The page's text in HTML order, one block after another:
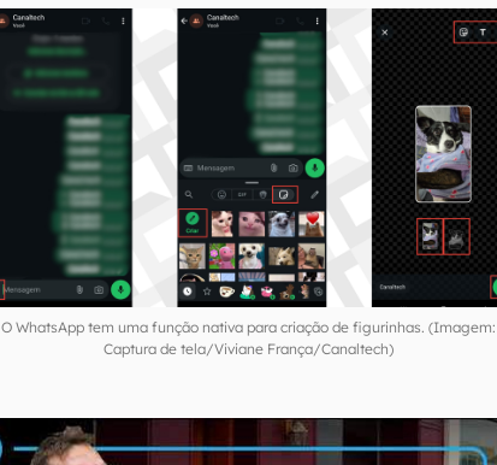
O WhatsApp tem uma função nativa para criação de figurinhas. (Imagem:
Captura de tela/Viviane França/Canaltech)